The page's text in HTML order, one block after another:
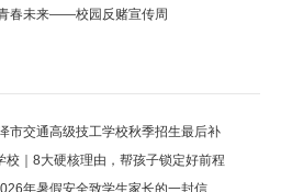
春未来——校园反赌宣传周
交通高级技工学校秋季招生最后补
校｜8大硬核理由，帮孩子锁定好前程